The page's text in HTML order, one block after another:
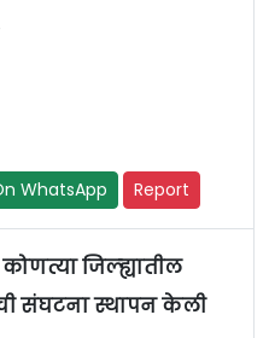
WhatsApp Report
जिल्ह्यातील
संघटना स्थापन केली